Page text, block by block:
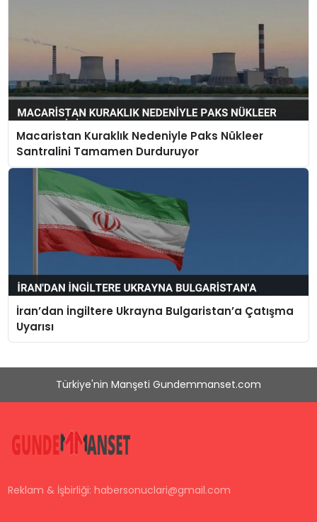
Macaristan Kuraklık Nedeniyle Paks Nükleer
Santralini Tamamen Durduruyor
İran’dan İngiltere Ukrayna Bulgaristan’a Çatışma
Uyarısı
Türkiye'nin Manşeti Gundemmanset.com
Reklam & İşbirliği:habersonuclari@gmail.com